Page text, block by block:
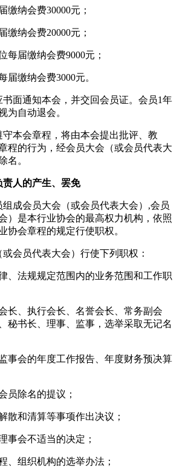
缴纳会费30000元；
缴纳会费20000元；
每届缴纳会费9000元；
届缴纳会费3000元。
书面通知本会，并交回会员证。会员1年
为自动退会。
守本会章程，将由本会提出批评、教
程的行为，经会员大会（或会员代表大
名。
责人的产生、罢免
组成会员大会（或会员代表大会）,会员
）是本行业协会的最高权力机构，依照
协会章程的规定行使职权。
会员代表大会）行使下列职权：
、法规规定范围内的业务范围和工作职
长、执行会长、名誉会长、常务副会
秘书长、理事、监事，选举采取无记名
事会的年度工作报告、年度财务预决算
员除名的提议；
散和清算等事项作出决议；
事会不适当的决定；
、组织机构的选举办法；